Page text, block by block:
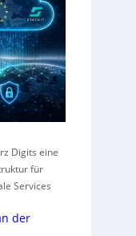
Digits eine
für
Services
der